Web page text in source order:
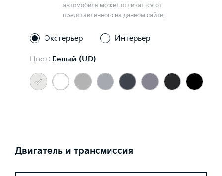
автомобиля может отличаться от
представленного на данном сайте.
Экстерьер Интерьер
Цвет: Белый (UD)
Двигатель и трансмиссия